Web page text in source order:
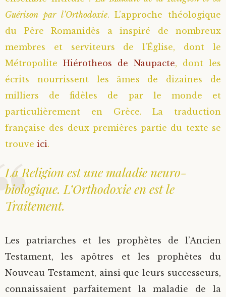
Saint Sophrony l’Athonite
Sainte Xenia
Sainte Matrone de Moscou
Staritsa Marie Makovkine
Natalia de Vyritsa
Staritsa Anastasia
Archimandrite Lazare (Abachidzé)
Geronda Arsenios le Spiléote
Gerondissa Makrina (Vassopoulou)
Archimandrite Nathanaël (Pospelov)
Père Héliodore
Guérison par l’Orthodoxie. L’approche théologique
du Père Romanidès a inspiré de nombreux
membres et serviteurs de l’Église, dont le
Métropolite Hiérotheos de Naupacte, dont les
écrits nourrissent les âmes de dizaines de
milliers de fidèles de par le monde et
particulièrement en Grèce. La traduction
française des deux premières partie du texte se
trouve ici.
La Religion est une maladie neuro-
biologique. L’Orthodoxie en est le
Traitement.
Les patriarches et les prophètes de l’Ancien
Testament, les apôtres et les prophètes du
Nouveau Testament, ainsi que leurs successeurs,
connaissaient parfaitement la maladie de la